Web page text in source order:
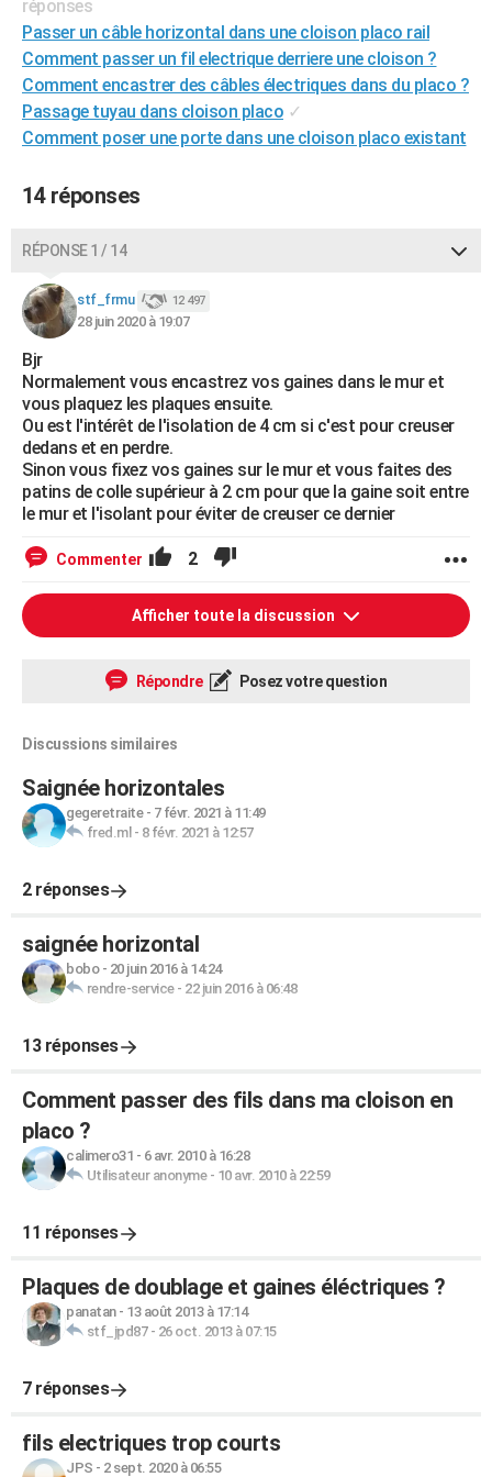
S'inscrire
Se connecter
Lycées
Collèges
Primaires
Universités
Entreprises
Service militaire
Avis de recherche
AVIS DE DÉCÈS
FORUM
Bricolage
Lifestyle
Culture
Sport
Auto
Television
Voyage
Cinema
réponses
Passer un câble horizontal dans une cloison placo rail
Comment passer un fil electrique derriere une cloison ?
Comment encastrer des câbles électriques dans du placo ?
Passage tuyau dans cloison placo ✓
Comment poser une porte dans une cloison placo existant
14 réponses
RÉPONSE 1 / 14
stf_frmu 12 497
28 juin 2020 à 19:07
Bjr
Normalement vous encastrez vos gaines dans le mur et
vous plaquez les plaques ensuite.
Ou est l'intérêt de l'isolation de 4 cm si c'est pour creuser
dedans et en perdre.
Sinon vous fixez vos gaines sur le mur et vous faites des
patins de colle supérieur à 2 cm pour que la gaine soit entre
le mur et l'isolant pour éviter de creuser ce dernier
Commenter 2
Afficher toute la discussion
Répondre Posez votre question
Discussions similaires
Saignée horizontales
gegeretraite- 7 févr. 2021 à 11:49
fred.ml - 8 févr. 2021 à 12:57
2 réponses
saignée horizontal
bobo- 20 juin 2016 à 14:24
rendre-service- 22 juin 2016 à 06:48
13 réponses
Comment passer des fils dans ma cloison en
placo ?
calimero31 - 6 avr. 2010 à 16:28
Utilisateur anonyme- 10 avr. 2010 à 22:59
11 réponses
Plaques de doublage et gaines éléctriques ?
panatan- 13 août 2013 à 17:14
stf_jpd87- 26 oct. 2013 à 07:15
7 réponses
fils electriques trop courts
JPS - 2 sept. 2020 à 06:55